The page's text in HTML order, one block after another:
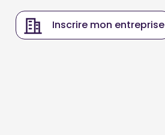
Inscrire mon entreprise